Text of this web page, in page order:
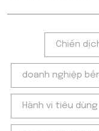
Chiến
doanh nghiệp
Hành vi tiêu